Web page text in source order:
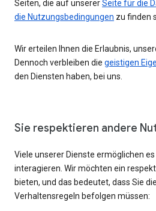
Seiten, die auf unsererSeite für die
die Nutzungsbedingungen zu finden
Wir erteilen Ihnen die Erlaubnis,
Dennoch verbleiben die geistigen
den Diensten haben, bei uns.
Sie respektieren andere
Viele unserer Dienste ermöglichen
interagieren. Wir möchten ein
bieten, und das bedeutet, dass Sie
Verhaltensregeln befolgen müssen: